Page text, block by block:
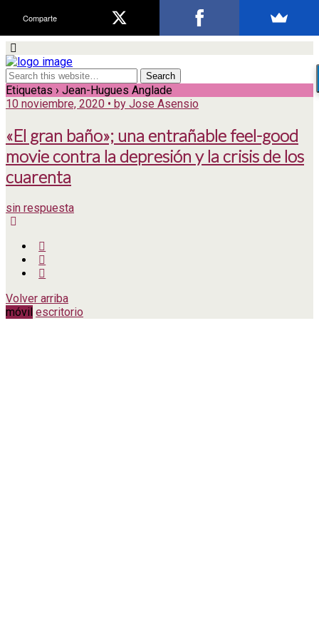
Etiquetas › Jean-Hugues Anglade
10 noviembre, 2020 • by Jose Asensio
«El gran baño»; una entrañable feel-good
movie contra la depresión y la crisis de los
cuarenta
sin respuesta
Volver arriba
móvil escritorio
Comparte